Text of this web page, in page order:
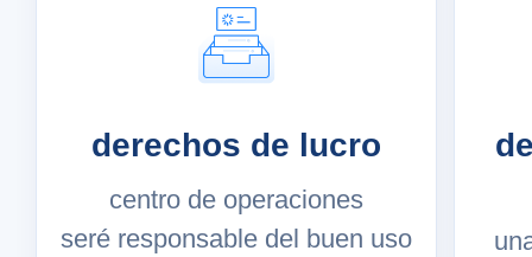
derechos de lucro
centro de operaciones
seré responsable del buen uso